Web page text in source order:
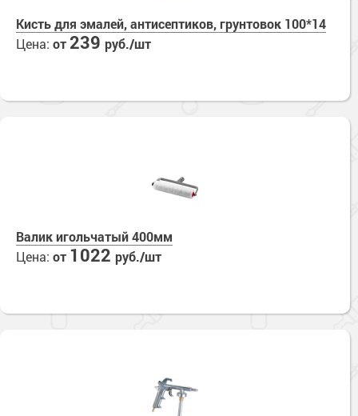
Кисть для эмалей, антисептиков, грунтовок 100*14
Цена: от239 руб./шт
Валик игольчатый 400мм
Цена: от 1022 руб./шт